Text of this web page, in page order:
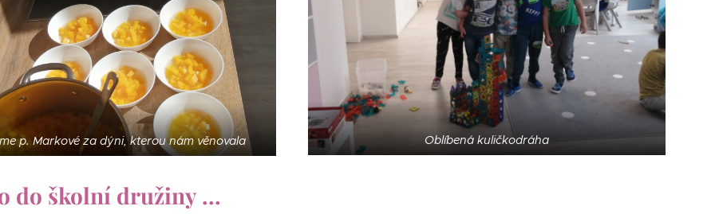
p. Markové za dýni, kterou nám věnovala Oblíbená kuličkodráha
do školní družiny ...